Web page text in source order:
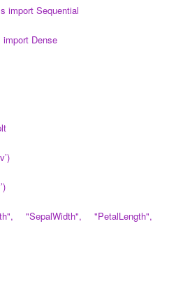
import Sequential
Dense
"SepalWidth", "PetalLength",